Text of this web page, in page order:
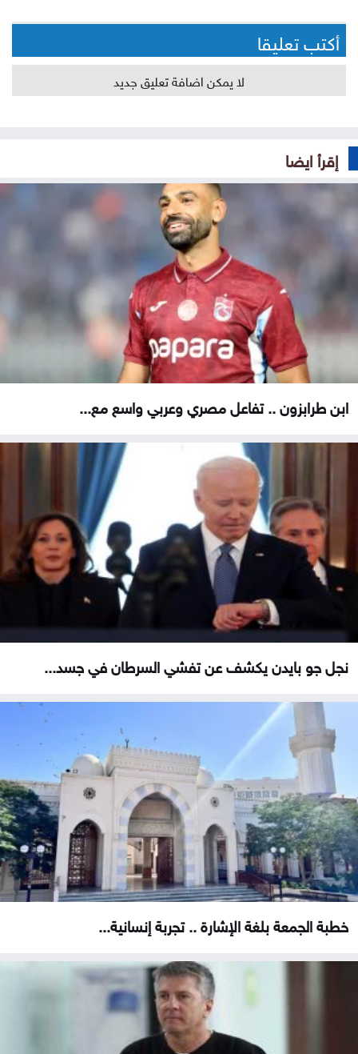
أكتب تعليقا
لا يمكن اضافة تعليق جديد
إقرأ ايضا
ابن طرابزون .. تفاعل مصري وعربي واسع مع...
نجل جو بايدن يكشف عن تفشي السرطان في جسد...
خطبة الجمعة بلغة الإشارة .. تجربة إنسانية...